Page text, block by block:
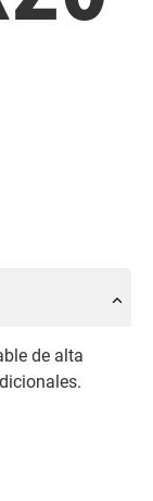
de alta